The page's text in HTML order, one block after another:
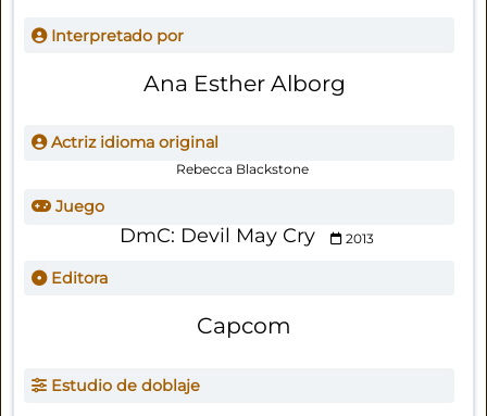
Interpretado por
Ana Esther Alborg
Actriz idioma original
Rebecca Blackstone
Juego
DmC: Devil May Cry 2013
Editora
Capcom
Estudio de doblaje